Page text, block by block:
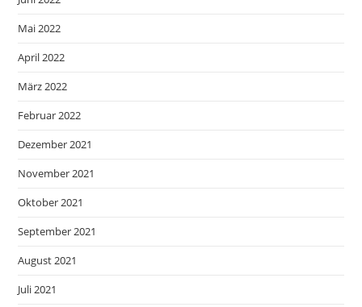
Mai 2022
April 2022
März 2022
Februar 2022
Dezember 2021
November 2021
Oktober 2021
September 2021
August 2021
Juli 2021